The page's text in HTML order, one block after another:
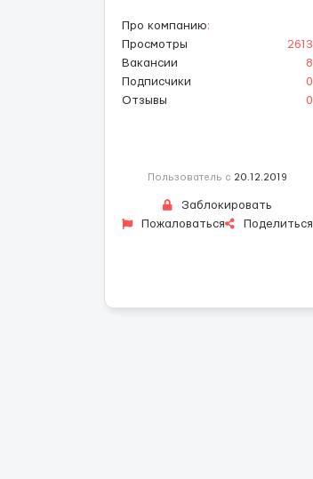
Про компанию:
Просмотры
2613
Вакансии
8
Подписчики
0
Отзывы
0
Пользователь с 20.12.2019
Заблокировать
Пожаловаться
Поделиться